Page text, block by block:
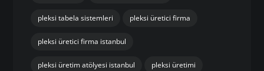
pleksi tabela sistemleri pleksi üretici firma
pleksi üretici firma istanbul
pleksi üretim atölyesi istanbul pleksi üretimi